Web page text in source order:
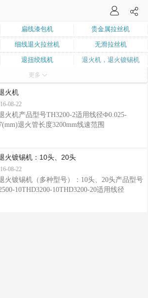
扁线漆包机 贵金属拉丝机
细线退火拉丝机 无滑拉丝机
退扭绞线机 退火机，退火镀锡机
其他特种定做机器
更多
火机
08-22
火机产品型号TH3200-2适用线径Ф0.025-
退火管长度3200mm线速范围
min收线头数2线盘规格MaxФ130mm 收线
4.0kg防氧化保护方式氮气保护穿线方式吸
线收线张力调节摆杆式:5g-80g工作电源
380V AC/50HZ退火管用特殊的独立加热方
障各个部分温度的均衡、稳定性收线方式每个
收线都采用独立控制恒定张力摆杆收线张力可
达到0.1g排线方式盘动式节能性能高效的变频
变频器控制、单元软化加热管独立的温度控制
火镀锡机：10头、20头
08-22
火镀锡机（多种型号）：10头、20头产品型号
10THD3200-10THD3200-20适用线径
Ф0.05mmФ0.04-Ф0.07mmФ0.04-Ф0.07mm退
度2500mm3200mm3200mm线速范围